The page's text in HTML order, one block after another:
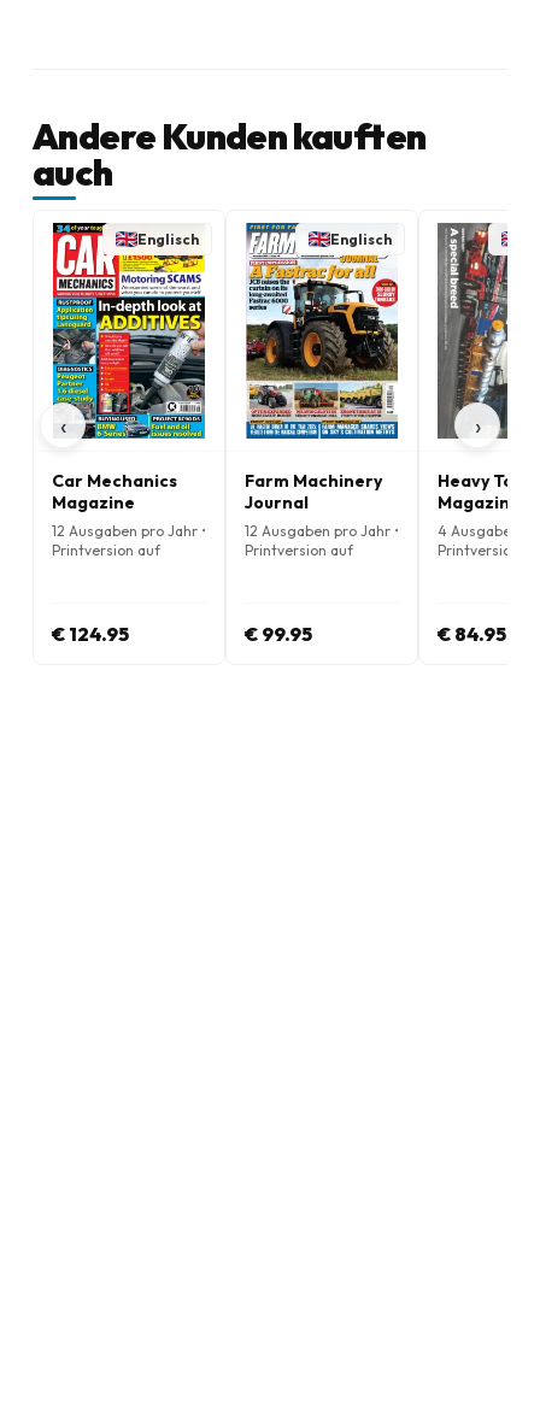
Andere Kunden kauften
auch
‹
Englisch
Car Mechanics
Magazine
12 Ausgaben pro Jahr •
Printversion auf
€ 124.95
Englisch
Farm Machinery
Journal
12 Ausgaben pro Jahr •
Printversion auf
€ 99.95
Heavy
Magazine
4 Ausgaben
Printversion
€ 84.95
›